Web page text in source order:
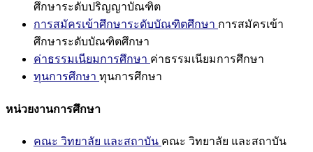
ศึกษาระดับปริญญาบัณฑิต
การสมัครเข้าศึกษาระดับบัณฑิตศึกษา การสมัครเข้า
ศึกษาระดับบัณฑิตศึกษา
ค่าธรรมเนียมการศึกษา ค่าธรรมเนียมการศึกษา
ทุนการศึกษา ทุนการศึกษา
หน่วยงานการศึกษา
คณะ วิทยาลัย และสถาบัน คณะ วิทยาลัย และสถาบัน